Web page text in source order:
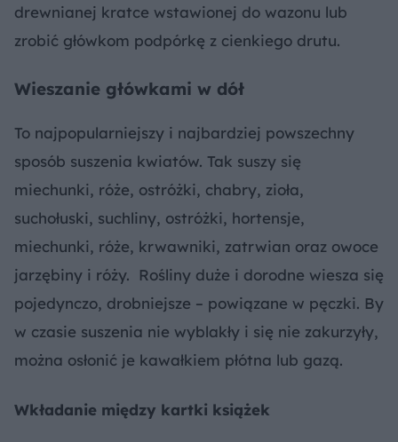
drewnianej kratce wstawionej do wazonu lub
zrobić główkom podpórkę z cienkiego drutu.
Wieszanie główkami w dół
To najpopularniejszy i najbardziej powszechny
sposób suszenia kwiatów. Tak suszy się
miechunki, róże, ostróżki, chabry, zioła,
suchołuski, suchliny, ostróżki, hortensje,
miechunki, róże, krwawniki, zatrwian oraz owoce
jarzębiny i róży. Rośliny duże i dorodne wiesza się
pojedynczo, drobniejsze – powiązane w pęczki. By
w czasie suszenia nie wyblakły i się nie zakurzyły,
można osłonić je kawałkiem płótna lub gazą.
Wkładanie między kartki książek